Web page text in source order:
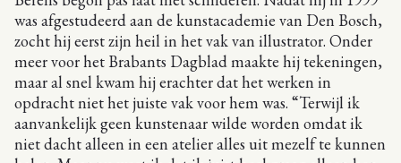
was afgestudeerd aan de kunstacademie van Den Bosch,
zocht hij eerst zijn heil in het vak van illustrator. Onder
meer voor het Brabants Dagblad maakte hij tekeningen,
maar al snel kwam hij erachter dat het werken in
opdracht niet het juiste vak voor hem was. “Terwijl ik
aanvankelijk geen kunstenaar wilde worden omdat ik
niet dacht alleen in een atelier alles uit mezelf te kunnen